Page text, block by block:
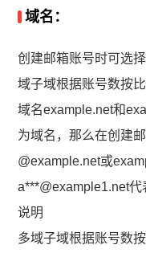
域名：
创建邮箱账号时可选
域子域根据账号数按
域名example.net和
为域名，那么在创建
@example.net或
a***@example1.net代
说明
多域子域根据账号数